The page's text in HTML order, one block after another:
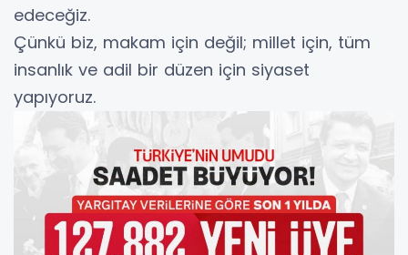
edeceğiz.
Çünkü biz, makam için değil; millet için, tüm
insanlık ve adil bir düzen için siyaset
yapıyoruz.